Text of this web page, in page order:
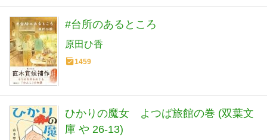
#台所のあるところ
原田ひ香
1459
ひかりの魔女 よつば旅館の巻 (双葉文
庫 や 26-13)